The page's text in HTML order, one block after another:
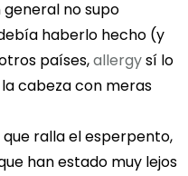
no supo
haberlo hecho (y
países,allergysí lo
cabeza con meras
ralla el esperpento,
han estado muy lejos